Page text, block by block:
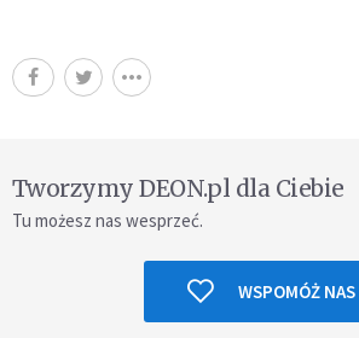
Tworzymy DEON.pl dla Ciebie
Tu możesz nas wesprzeć.
WSPOMÓŻ NAS